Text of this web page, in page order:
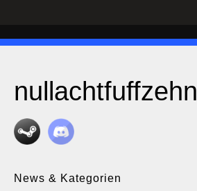
nullachtfuffzehn
News & Kategorien